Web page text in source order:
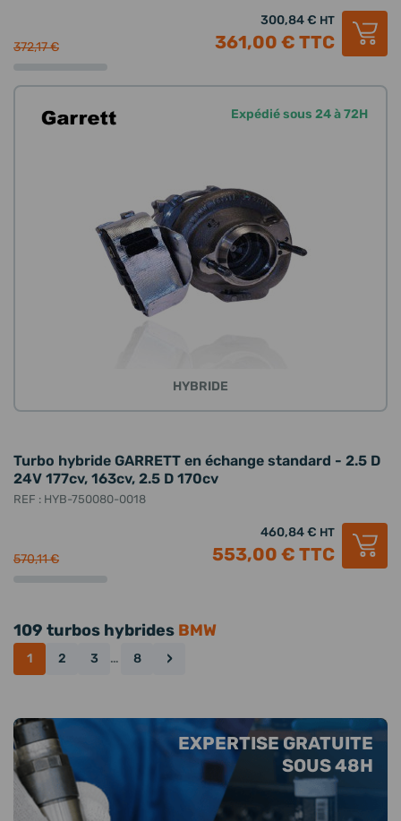
EXPERTISE GRATUITE
SOUS 48H
372,17 €
300,84 € HT
361,00 € TTC
Expédié sous 24 à 72H
HYBRIDE
Turbo hybride GARRETT en échange standard - 2.5 D
24V 177cv, 163cv, 2.5 D 170cv
REF : HYB-750080-0018
570,11 €
460,84 € HT
553,00 € TTC
109 turbos hybrides BMW
1 2 3 … 8 ›